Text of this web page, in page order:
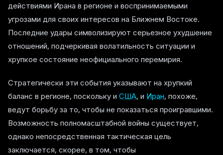
действиями Ирана в регионе и воспринимаемыми
угрозами для своих интересов на Ближнем Востоке.
Последние удары символизируют серьезное ухудшение
отношений, подчеркивая волатильность ситуации и
хрупкое состояние неофициального перемирия.
Стратегически эти события указывают на хрупкий
баланс в регионе, поскольку и США, и Иран, похоже,
ведут борьбу за то, чтобы не показаться проигравшими.
Возможность полномасштабной войны существует,
однако непосредственная тактическая цель
заключается, скорее, в том, чтобы